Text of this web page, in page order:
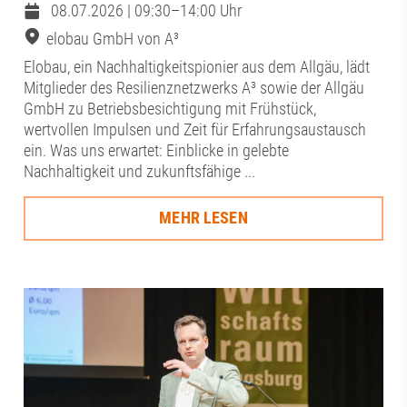
08.07.2026 | 09:30–14:00 Uhr
elobau GmbH von A³
Elobau, ein Nachhaltigkeitspionier aus dem Allgäu, lädt
Mitglieder des Resilienznetzwerks A³ sowie der Allgäu
GmbH zu Betriebsbesichtigung mit Frühstück,
wertvollen Impulsen und Zeit für Erfahrungsaustausch
ein. Was uns erwartet: Einblicke in gelebte
Nachhaltigkeit und zukunftsfähige ...
MEHR LESEN